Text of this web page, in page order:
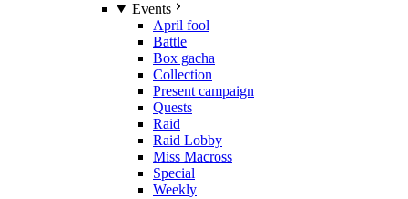
Events
April fool
Battle
Box gacha
Collection
Present campaign
Quests
Raid
Raid Lobby
Miss Macross
Special
Weekly